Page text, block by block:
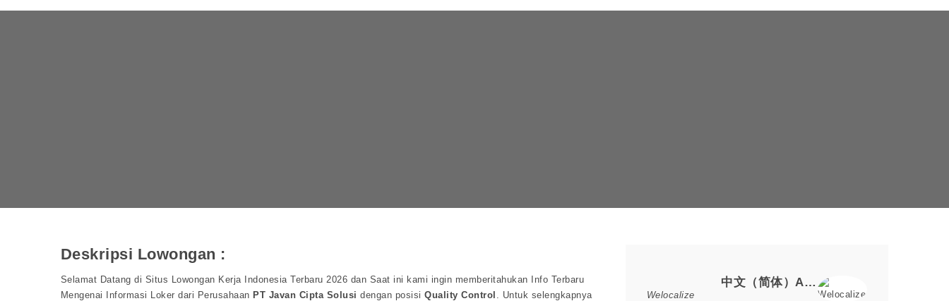
Deskripsi Lowongan :
Selamat Datang di Situs Lowongan Kerja Indonesia Terbaru 2026 dan Saat ini kami ingin memberitahukan Info Terbaru
Mengenai Informasi Loker dari Perusahaan PT Javan Cipta Solusi dengan posisiQuality Control
. Untuk selengkapnya
中文（简体）AI内容分析
Welocalize